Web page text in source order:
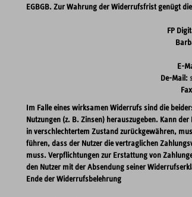
EGBGB. Zur Wahrung der Widerrufsfrist genügt
FP
E-
De-Mail:
Im Falle eines wirksamen Widerrufs sind die
Nutzungen (z. B. Zinsen) herauszugeben. Kann
in verschlechtertem Zustand zurückgewähren,
führen, dass der Nutzer die vertraglichen
muss. Verpflichtungen zur Erstattung von
den Nutzer mit der Absendung seiner
Ende der Widerrufsbelehrung